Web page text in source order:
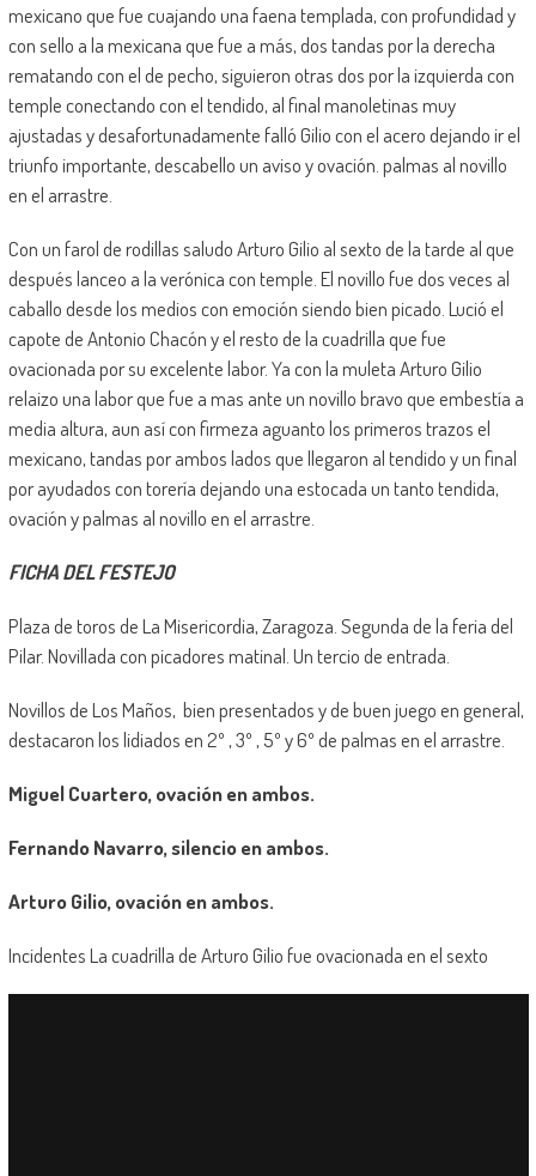
mexicano que fue cuajando una faena templada, con profundidad y
con sello a la mexicana que fue a más, dos tandas por la derecha
rematando con el de pecho, siguieron otras dos por la izquierda con
temple conectando con el tendido, al final manoletinas muy
ajustadas y desafortunadamente falló Gilio con el acero dejando ir el
triunfo importante, descabello un aviso y ovación. palmas al novillo
en el arrastre.
Con un farol de rodillas saludo Arturo Gilio al sexto de la tarde al que
después lanceo a la verónica con temple. El novillo fue dos veces al
caballo desde los medios con emoción siendo bien picado. Lució el
capote de Antonio Chacón y el resto de la cuadrilla que fue
ovacionada por su excelente labor. Ya con la muleta Arturo Gilio
relaizo una labor que fue a mas ante un novillo bravo que embestía a
media altura, aun así con firmeza aguanto los primeros trazos el
mexicano, tandas por ambos lados que llegaron al tendido y un final
por ayudados con torería dejando una estocada un tanto tendida,
ovación y palmas al novillo en el arrastre.
FICHA DEL FESTEJO
Plaza de toros de La Misericordia, Zaragoza. Segunda de la feria del
Pilar. Novillada con picadores matinal. Un tercio de entrada.
Novillos de Los Maños, bien presentados y de buen juego en general,
destacaron los lidiados en 2º , 3º , 5º y 6º de palmas en el arrastre.
Miguel Cuartero, ovación en ambos.
Fernando Navarro, silencio en ambos.
Arturo Gilio, ovación en ambos.
Incidentes La cuadrilla de Arturo Gilio fue ovacionada en el sexto